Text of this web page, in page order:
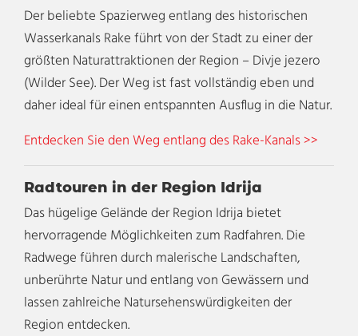
Der beliebte Spazierweg entlang des historischen
Wasserkanals Rake führt von der Stadt zu einer der
größten Naturattraktionen der Region – Divje jezero
(Wilder See). Der Weg ist fast vollständig eben und
daher ideal für einen entspannten Ausflug in die Natur.
Entdecken Sie den Weg entlang des Rake-Kanals >>
Radtouren in der Region Idrija
Das hügelige Gelände der Region Idrija bietet
hervorragende Möglichkeiten zum Radfahren. Die
Radwege führen durch malerische Landschaften,
unberührte Natur und entlang von Gewässern und
lassen zahlreiche Natursehenswürdigkeiten der
Region entdecken.